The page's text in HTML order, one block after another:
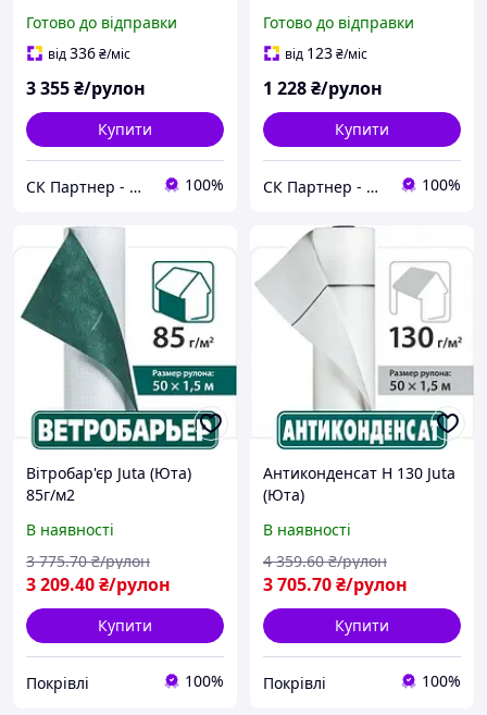
96 г/м2 (75м2 рулон)
Готово до відправки
від336₴/міс
3 355₴/рулон
Купити
СК Партнер - Магазин покрівельних і фасадних матеріалів 100%
Foil MP 70 г/м2 (75м2
рулон)
Готово до відправки
від 123₴/міс
1 228₴/рулон
Купити
СК Партнер - Магазин покрівельних і фасадних матеріалів 100%
Вітробар'єр Juta (Юта)
85г/м2
В наявності
3 209.40₴/рулон
3 775.70 ₴/рулон
Купити
Покрівлі 100%
Антиконденсат Н 130 Juta
(Юта)
В наявності
3 705.70₴/рулон
4 359.60 ₴/рулон
Купити
Покрівлі 100%